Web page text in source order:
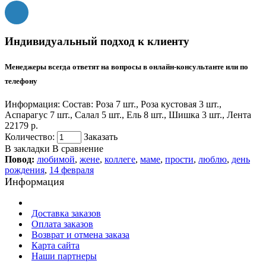
Индивидуальный подход к клиенту
Менеджеры всегда ответят на вопросы в онлайн-консультанте или по
телефону
Информация: Состав: Роза 7 шт., Роза кустовая 3 шт.,
Аспарагус 7 шт., Салал 5 шт., Ель 8 шт., Шишка 3 шт., Лента
22179 р.
Количество:
Заказать
В закладки В сравнение
Повод: любимой, жене, коллеге, маме, прости, люблю, день
рождения, 14 февраля
Информация
Доставка заказов
Оплата заказов
Возврат и отмена заказа
Карта сайта
Наши партнеры